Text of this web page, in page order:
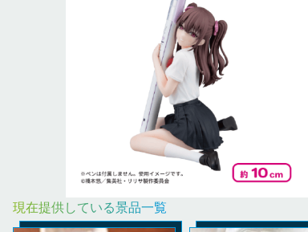
現在提供している景品一覧